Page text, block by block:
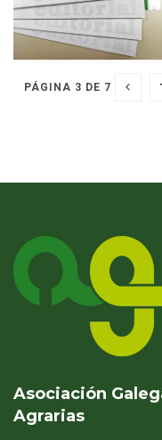
PÁGINA 3 DE 7
Asociación
Agrarias